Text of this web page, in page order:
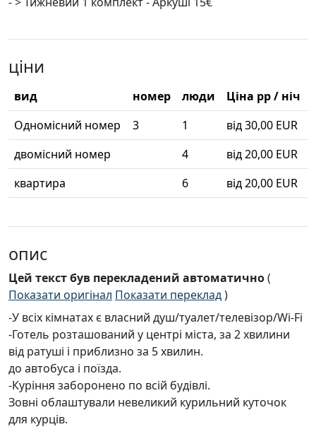
ціни
вид номер люди
Ціна pp / ніч
Одномісний номер
3 1
від 30,00 EUR
двомісний номер
4
від 20,00 EUR
квартира
6 від 20,00 EUR
опис
Цей текст був перекладений автоматично(
Показати оригінал Показати переклад)
-У всіх кімнатах є власний душ/туалет/телевізор/Wi-Fi
-Готель розташований у центрі міста, за 2 хвилини
від ратуші і приблизно за 5 хвилин.
до автобуса і поїзда.
-Куріння заборонено по всій будівлі.
Зовні облаштували невеликий курильний куточок
для курців.